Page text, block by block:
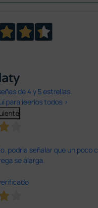
de 4 y 5 estrellas.
para leerlos todos >
podria señalar que un poco
se alarga.